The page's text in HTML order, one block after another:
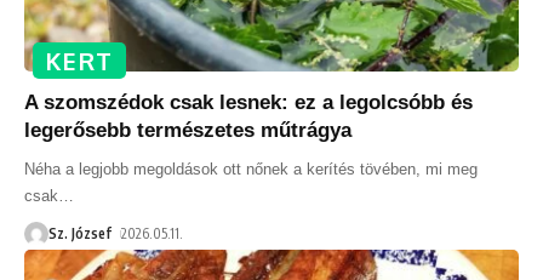
KERT
A szomszédok csak lesnek: ez a legolcsóbb és
legerősebb természetes műtrágya
Néha a legjobb megoldások ott nőnek a kerítés tövében, mi meg
csak
Sz. József 2026.05.11.